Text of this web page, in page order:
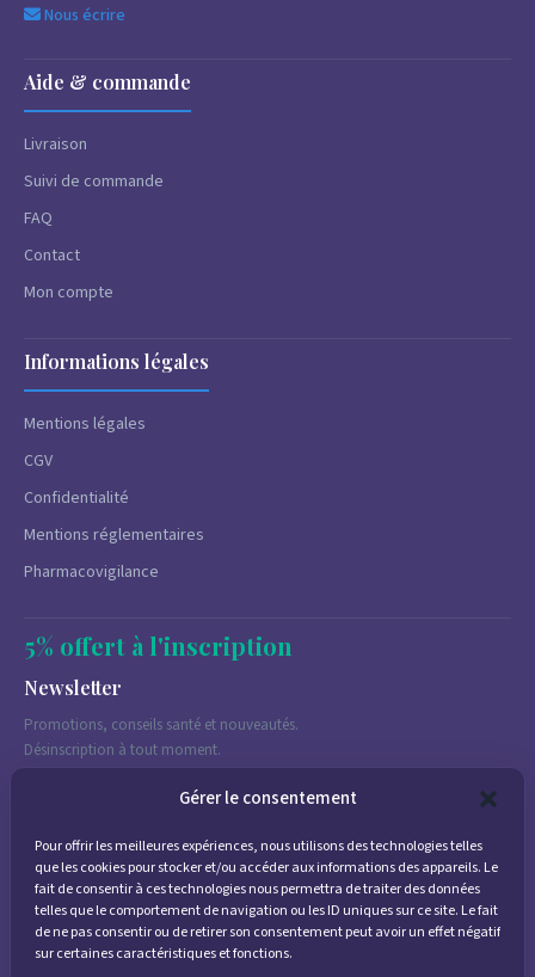
Gérer le consentement
Pour offrir les meilleures expériences, nous utilisons des technologies telles
que les cookies pour stocker et/ou accéder aux informations des appareils. Le
fait de consentir à ces technologies nous permettra de traiter des données
telles que le comportement de navigation ou les ID uniques sur ce site. Le fait
de ne pas consentir ou de retirer son consentement peut avoir un effet négatif
sur certaines caractéristiques et fonctions.
Nous écrire
Aide & commande
Livraison
Suivi de commande
FAQ
Contact
Mon compte
Informations légales
Mentions légales
CGV
Confidentialité
Mentions réglementaires
Pharmacovigilance
5% offert à l'inscription
Newsletter
Promotions, conseils santé et nouveautés.
Désinscription à tout moment.
J'accepte de recevoir des emails marketing conformément à la
politique de confidentialité